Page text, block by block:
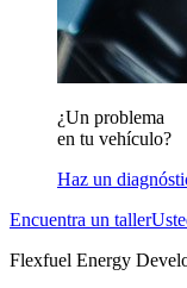
¿Un problema
en tu vehículo?
Haz un
Encuentra un taller
Flexfuel Energy